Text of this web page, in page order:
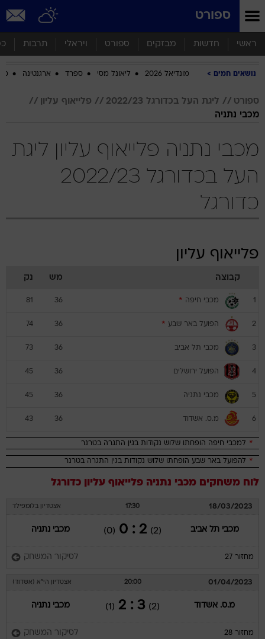
ספורט
ראשי חדשות מבזקים ספורט ויראלי תרבות
נושאים חמים מונדיאל 2026 ליאונל מסי ספרד ארגנטינה
ספורט ליגת העל בכדורגל 2022/23
פלייאוף עליון
מכבי נתניה
מכבי נתניה פלייאוף עליון ליגת
העל בכדורגל 2022/23
כדורגל
פלייאוף עליון
קבוצה מש נק
1 מכבי חיפה *
36
81
2 הפועל באר שבע *
36
74
3 מכבי תל אביב 36
73
4 הפועל ירושלים 36
45
5 מכבי נתניה 36
45
6 מ.ס. אשדוד 36
43
* למכבי חיפה הופחתו שלוש נקודות בגין התגרה בטרנר
* להפועל באר שבע הופחתו שלוש נקודות בגין התגרה בטרנר
לוח משחקים מכבי נתניה פלייאוף עליון כדורגל
18/03/2023
17:30 אצטדיון בלומפילד
מכבי תל אביב (2)
2 : 0
(0) מכבי נתניה
מחזור 27 לסיקור המשחק
01/04/2023
20:00 אצטדיון הי"א (אשדוד)
מ.ס. אשדוד (2)
3 : 2
(1) מכבי נתניה
מחזור 28 לסיקור המשחק